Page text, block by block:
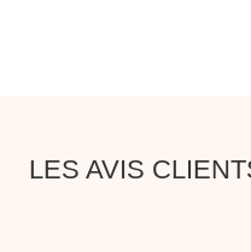
LES AVIS